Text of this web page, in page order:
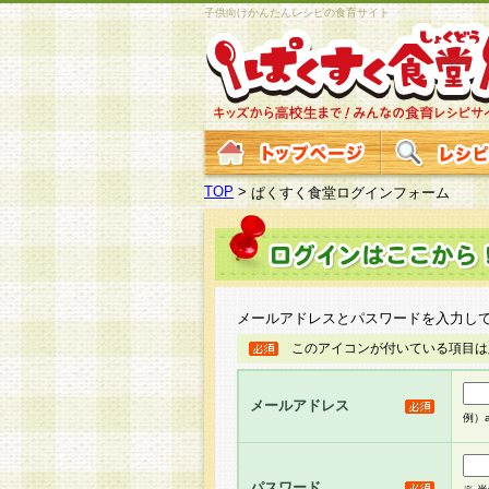
子供向けかんたんレシピの食育サイト
TOP >ぱくすく食堂ログインフォーム
メールアドレスとパスワードを入力し
このアイコンが付いている項目
メールアドレス
例）